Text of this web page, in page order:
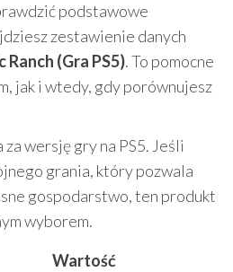
podstawowe
zestawienie danych
(Gra PS5). To pomocne
jak i wtedy, gdy porównujesz
za wersję gry na PS5. Jeśli
grania, który pozwala
gospodarstwo, ten produkt
wyborem.
Wartość